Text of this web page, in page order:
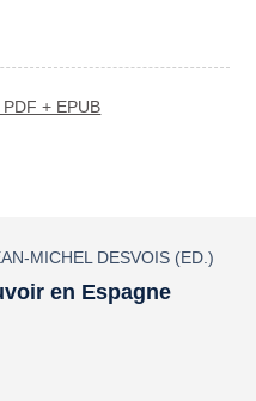
+ EPUB
MICHEL DESVOIS (ED.)
en Espagne